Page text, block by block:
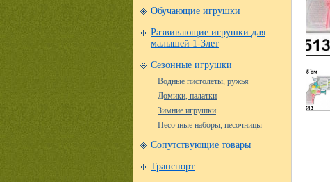
Обучающие игрушки
Развивающие игрушки для
малышей 1-3лет
Сезонные игрушки
Водные пистолеты, ружья
Домики, палатки
Зимние игрушки
Песочные наборы, песочницы
Сопутствующие товары
Транспорт